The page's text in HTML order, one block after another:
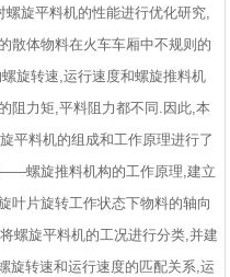
旋平料机的性能进行优化研究,
散体物料在火车车厢中不规则的
旋转速,运行速度和螺旋推料机
阻力矩,平料阻力都不同.因此,本
平料机的组成和工作原理进行了
螺旋推料机构的工作原理,建立
叶片旋转工作状态下物料的轴向
螺旋平料机的工况进行分类,并建
旋转速和运行速度的匹配关系,运